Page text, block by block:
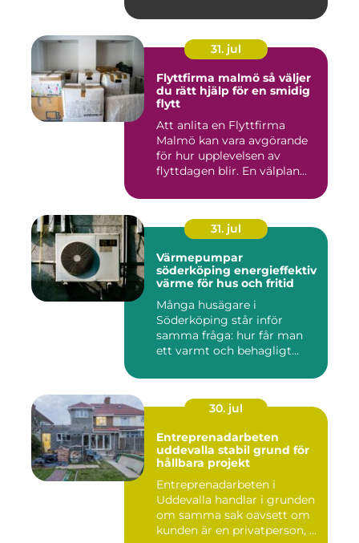
31. jul
Flyttfirma malmö så väljer
du rätt hjälp för en smidig
flytt
Att anlita en Flyttfirma
Malmö kan vara avgörande
för hur upplevelsen av
flyttdagen blir. En välplan...
31. jul
Värmepumpar
söderköping energieffektiv
värme för hus och fritid
Många husägare i
Söderköping står inför
samma fråga: hur får man
ett varmt och behagligt
30. jul
Entreprenadarbeten
uddevalla stabil grund för
hållbara projekt
Entreprenadarbeten i
Uddevalla handlar i grunden
om samma sak oavsett om
kunden är en privatperson, ...